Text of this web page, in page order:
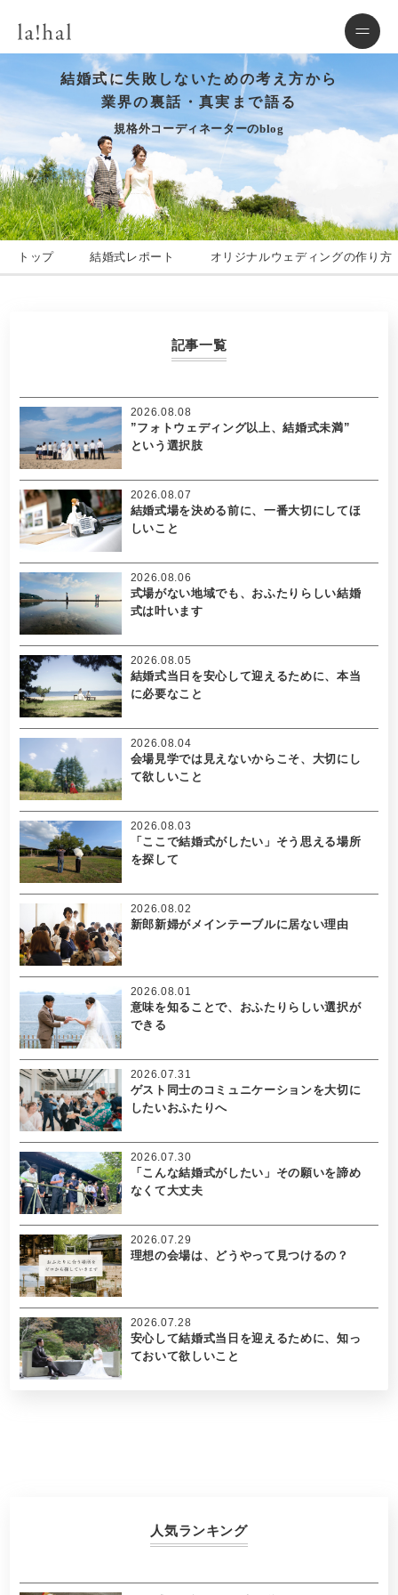
結婚式に失敗しないための考え方から
業界の裏話・真実まで語る
規格外コーディネーターのblog
トップ 結婚式レポート オリジナルウェディングの作り方
記事一覧
”フォトウェディング以上、結婚式未満”
という選択肢
2026.08.08
結婚式場を決める前に、一番大切にしてほ
しいこと
2026.08.07
式場がない地域でも、おふたりらしい結婚
式は叶います
2026.08.06
結婚式当日を安心して迎えるために、本当
に必要なこと
2026.08.05
会場見学では見えないからこそ、大切にし
て欲しいこと
2026.08.04
「ここで結婚式がしたい」そう思える場所
を探して
2026.08.03
新郎新婦がメインテーブルに居ない理由
2026.08.02
意味を知ることで、おふたりらしい選択が
できる
2026.08.01
ゲスト同士のコミュニケーションを大切に
したいおふたりへ
2026.07.31
「こんな結婚式がしたい」その願いを諦め
なくて大丈夫
2026.07.30
理想の会場は、どうやって見つけるの？
2026.07.29
安心して結婚式当日を迎えるために、知っ
ておいて欲しいこと
2026.07.28
人気ランキング